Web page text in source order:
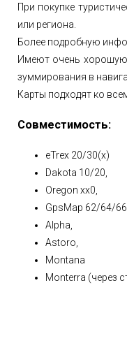
При покупке
или региона.
Более подробную
Имеют очень
зуммирования в
Карты подходят ко
Совместимость:
eTrex 20/30(x)
Dakota 10/20,
Oregon xx0,
GpsMap 62/64/
Alpha,
Astoro,
Montana
Monterra (через